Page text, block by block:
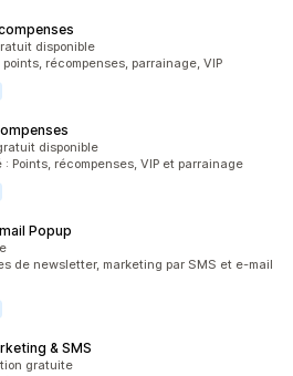
disponible
récompenses, parrainage, VIP
disponible
Points, récompenses, VIP et parrainage
Popup
de newsletter, marketing par SMS et e-mail
& SMS
gratuite